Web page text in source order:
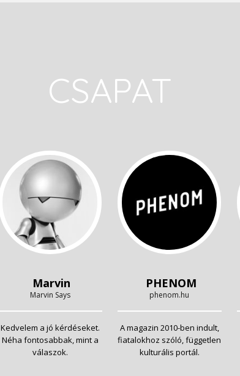
CSAPAT
Marvin
Marvin Says
Kedvelem a jó kérdéseket.
Néha fontosabbak, mint a
válaszok.
PHENOM
phenom.hu
A magazin 2010-ben indult,
fiatalokhoz szóló, független
kulturális portál.